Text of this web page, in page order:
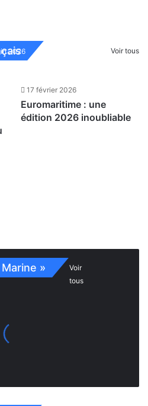
Voir tous
2026
17 février 2026
Euromaritime : une
édition 2026 inoubliable
»
Voir
tous